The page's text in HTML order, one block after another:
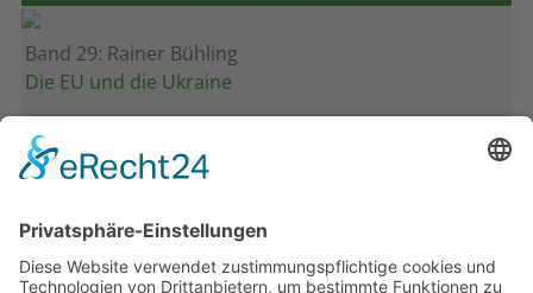
Band 29: Rainer Bühling
Die EU und die Ukraine
Band 28: Andrea Zeller
Eurorettung um jeden Preis?
Band 27: Thomas Jansen
Europa verstehen